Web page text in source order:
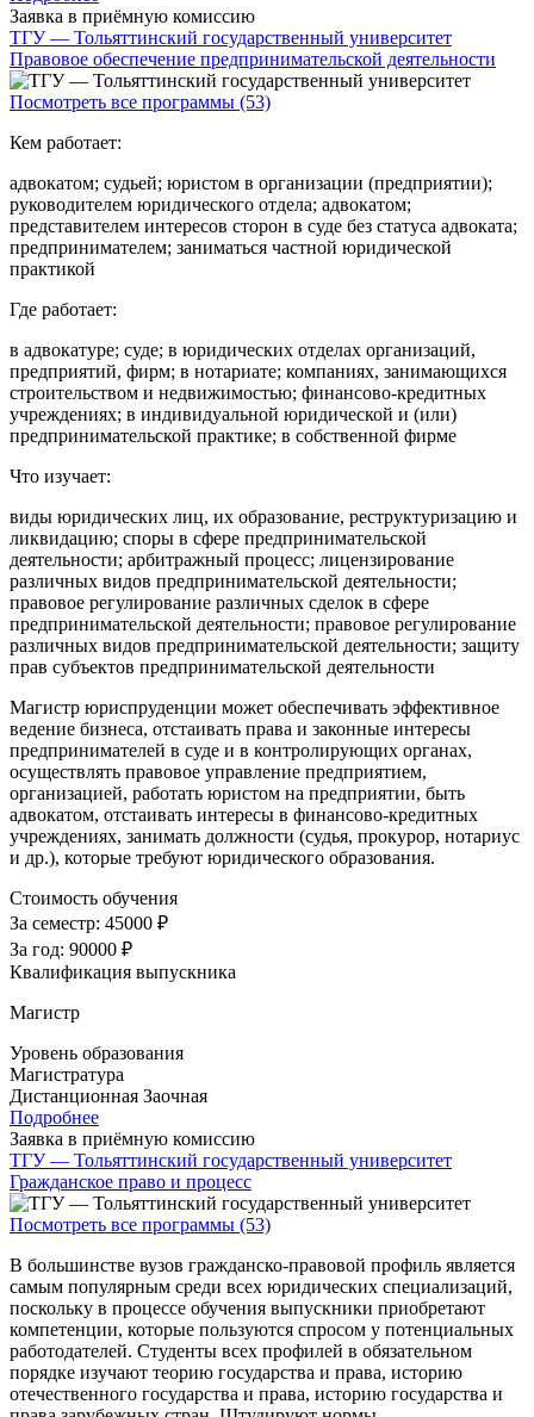
Заявка в приёмную комиссию
ТГУ — Тольяттинский государственный университет
Правовое обеспечение предпринимательской деятельности
Посмотреть все программы (53)
Кем работает:
адвокатом; судьей; юристом в организации (предприятии);
руководителем юридического отдела; адвокатом;
представителем интересов сторон в суде без статуса адвоката;
предпринимателем; заниматься частной юридической
практикой
Где работает:
в адвокатуре; суде; в юридических отделах организаций,
предприятий, фирм; в нотариате; компаниях, занимающихся
строительством и недвижимостью; финансово-кредитных
учреждениях; в индивидуальной юридической и (или)
предпринимательской практике; в собственной фирме
Что изучает:
виды юридических лиц, их образование, реструктуризацию и
ликвидацию; споры в сфере предпринимательской
деятельности; арбитражный процесс; лицензирование
различных видов предпринимательской деятельности;
правовое регулирование различных сделок в сфере
предпринимательской деятельности; правовое регулирование
различных видов предпринимательской деятельности; защиту
прав субъектов предпринимательской деятельности
Магистр юриспруденции может обеспечивать эффективное
ведение бизнеса, отстаивать права и законные интересы
предпринимателей в суде и в контролирующих органах,
осуществлять правовое управление предприятием,
организацией, работать юристом на предприятии, быть
адвокатом, отстаивать интересы в финансово-кредитных
учреждениях, занимать должности (судья, прокурор, нотариус
и др.), которые требуют юридического образования.
Стоимость обучения
За семестр: 45000 ₽
За год: 90000 ₽
Квалификация выпускника
Магистр
Уровень образования
Магистратура
Дистанционная Заочная
Подробнее
Заявка в приёмную комиссию
ТГУ — Тольяттинский государственный университет
Гражданское право и процесс
Посмотреть все программы (53)
В большинстве вузов гражданско-правовой профиль является
самым популярным среди всех юридических специализаций,
поскольку в процессе обучения выпускники приобретают
компетенции, которые пользуются спросом у потенциальных
работодателей. Студенты всех профилей в обязательном
порядке изучают теорию государства и права, историю
отечественного государства и права, историю государства и